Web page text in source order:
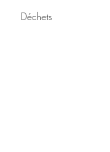
Déchets